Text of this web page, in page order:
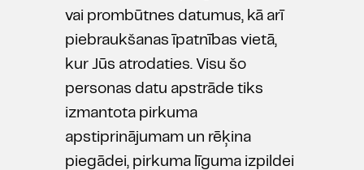
vai prombūtnes datumus, kā arī
piebraukšanas īpatnības vietā,
kur Jūs atrodaties. Visu šo
personas datu apstrāde tiks
izmantota pirkuma
apstiprinājumam un rēķina
piegādei, pirkuma līguma izpildei